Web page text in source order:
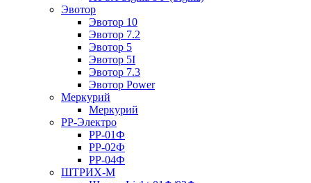
Эвотор
Эвотор 10
Эвотор 7.2
Эвотор 5
Эвотор 5I
Эвотор 7.3
Эвотор Power
Меркурий
Меркурий
РР-Электро
РР-01Ф
РР-02Ф
РР-04Ф
ШТРИХ-М